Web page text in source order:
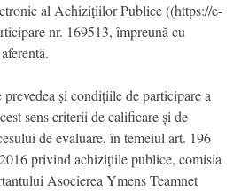
al Achizițiilor Publice ((https://e-
nr. 169513, împreună cu
și condițiile de participare a
sens criterii de calificare și de
de evaluare, în temeiul art. 196
privind achizițiile publice, comisia
Asocierea Ymens Teamnet